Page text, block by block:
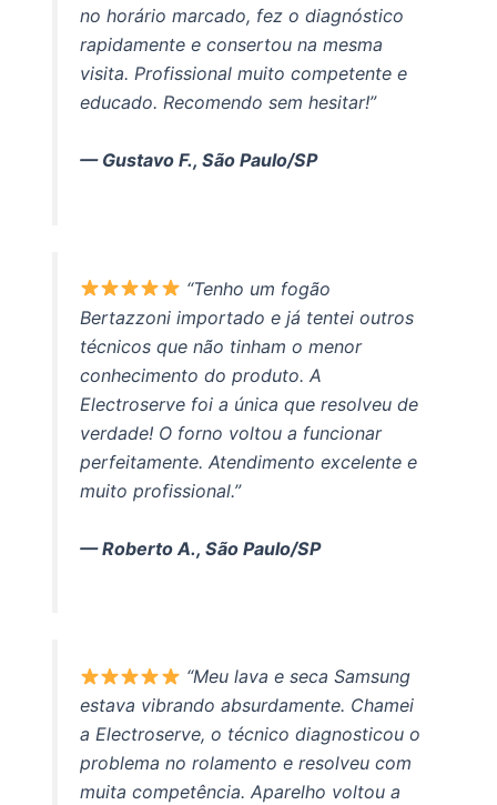
no horário marcado, fez o diagnóstico
rapidamente e consertou na mesma
visita. Profissional muito competente e
educado. Recomendo sem hesitar!”
— Gustavo F., São Paulo/SP
“Tenho um fogão
Bertazzoni importado e já tentei outros
técnicos que não tinham o menor
conhecimento do produto. A
Electroserve foi a única que resolveu de
verdade! O forno voltou a funcionar
perfeitamente. Atendimento excelente e
muito profissional.”
— Roberto A., São Paulo/SP
“Meu lava e seca Samsung
estava vibrando absurdamente. Chamei
a Electroserve, o técnico diagnosticou o
problema no rolamento e resolveu com
muita competência. Aparelho voltou a